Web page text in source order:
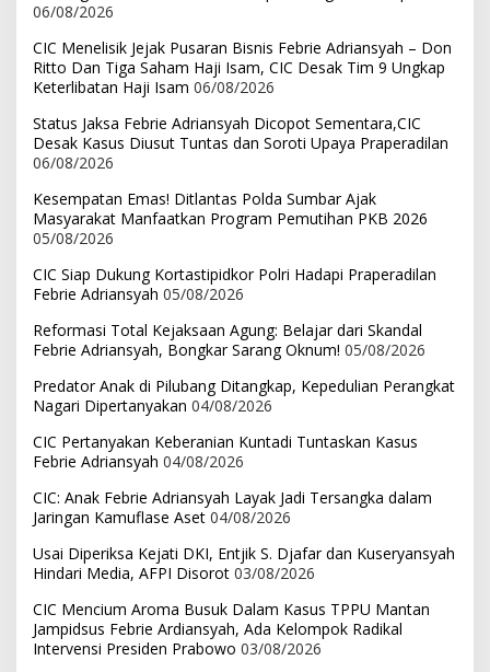
06/08/2026
CIC Menelisik Jejak Pusaran Bisnis Febrie Adriansyah – Don
Ritto Dan Tiga Saham Haji Isam, CIC Desak Tim 9 Ungkap
Keterlibatan Haji Isam 06/08/2026
Status Jaksa Febrie Adriansyah Dicopot Sementara,CIC
Desak Kasus Diusut Tuntas dan Soroti Upaya Praperadilan
06/08/2026
Kesempatan Emas! Ditlantas Polda Sumbar Ajak
Masyarakat Manfaatkan Program Pemutihan PKB 2026
05/08/2026
CIC Siap Dukung Kortastipidkor Polri Hadapi Praperadilan
Febrie Adriansyah 05/08/2026
Reformasi Total Kejaksaan Agung: Belajar dari Skandal
Febrie Adriansyah, Bongkar Sarang Oknum! 05/08/2026
Predator Anak di Pilubang Ditangkap, Kepedulian Perangkat
Nagari Dipertanyakan 04/08/2026
CIC Pertanyakan Keberanian Kuntadi Tuntaskan Kasus
Febrie Adriansyah 04/08/2026
CIC: Anak Febrie Adriansyah Layak Jadi Tersangka dalam
Jaringan Kamuflase Aset 04/08/2026
Usai Diperiksa Kejati DKI, Entjik S. Djafar dan Kuseryansyah
Hindari Media, AFPI Disorot 03/08/2026
CIC Mencium Aroma Busuk Dalam Kasus TPPU Mantan
Jampidsus Febrie Ardiansyah, Ada Kelompok Radikal
Intervensi Presiden Prabowo 03/08/2026